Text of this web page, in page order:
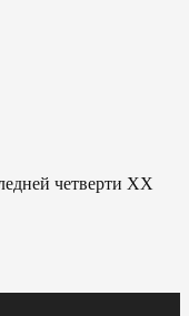
четверти ХХ